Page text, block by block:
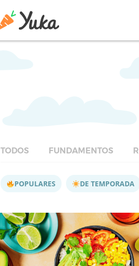
TODOS FUNDAMENTOS
POPULARES DE TEMPORADA